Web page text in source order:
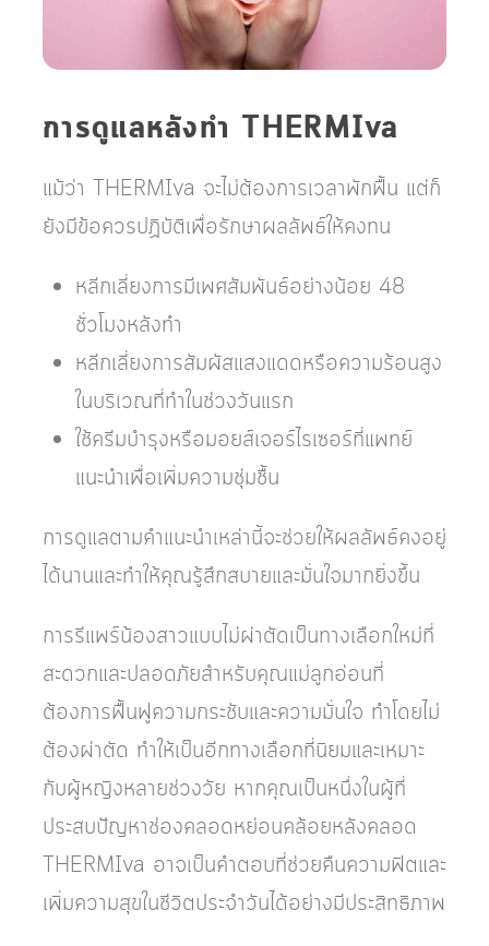
การดูแลหลังทำ THERMIva
แม้ว่า THERMIva จะไม่ต้องการเวลาพักฟื้น แต่ก็
ยังมีข้อควรปฏิบัติเพื่อรักษาผลลัพธ์ให้คงทน
หลีกเลี่ยงการมีเพศสัมพันธ์อย่างน้อย 48
ชั่วโมงหลังทำ
หลีกเลี่ยงการสัมผัสแสงแดดหรือความร้อนสูง
ในบริเวณที่ทำในช่วงวันแรก
ใช้ครีมบำรุงหรือมอยส์เจอร์ไรเซอร์ที่แพทย์
แนะนำเพื่อเพิ่มความชุ่มชื้น
การดูแลตามคำแนะนำเหล่านี้จะช่วยให้ผลลัพธ์คงอยู่
ได้นานและทำให้คุณรู้สึกสบายและมั่นใจมากยิ่งขึ้น
การรีแพร์น้องสาวแบบไม่ผ่าตัดเป็นทางเลือกใหม่ที่
สะดวกและปลอดภัยสำหรับคุณแม่ลูกอ่อนที่
ต้องการฟื้นฟูความกระชับและความมั่นใจ ทำโดยไม่
ต้องผ่าตัด ทำให้เป็นอีกทางเลือกที่นิยมและเหมาะ
กับผู้หญิงหลายช่วงวัย หากคุณเป็นหนึ่งในผู้ที่
ประสบปัญหาช่องคลอดหย่อนคล้อยหลังคลอด
THERMIva อาจเป็นคำตอบที่ช่วยคืนความฟิตและ
เพิ่มความสุขในชีวิตประจำวันได้อย่างมีประสิทธิภาพ